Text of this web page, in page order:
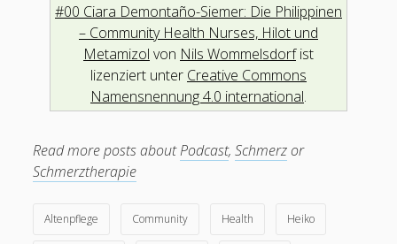
#00 Ciara Demontaño-Siemer: Die Philippinen
– Community Health Nurses, Hilot und
Metamizol von Nils Wommelsdorfist
lizenziert unter Creative Commons
Namensnennung 4.0 international.
Read more posts aboutPodcast,Schmerzor
Schmerztherapie
Altenpflege Community Health Heiko